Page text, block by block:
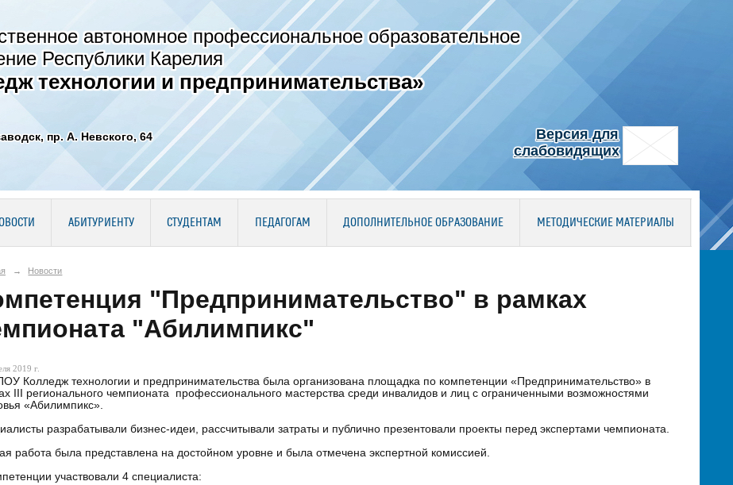
автономное профессиональное образовательное
Республики Карелия
технологии и предпринимательства»
пр. А. Невского, 64
Версия для
слабовидящих
АБИТУРИЕНТУ СТУДЕНТАМ ПЕДАГОГАМ ДОПОЛНИТЕЛЬНОЕ ОБРАЗОВАНИЕ МЕТОДИЧЕСКИЕ МАТЕРИАЛЫ
→ Новости
"Предпринимательство" в рамках
"Абилимпикс"
2019 г.
Колледж технологии и предпринимательства была организована площадка по компетенции «Предпринимательство» в
III регионального чемпионата профессионального мастерства среди инвалидов и лиц с ограниченными возможностями
«Абилимпикс».
разрабатывали бизнес-идеи, рассчитывали затраты и публично презентовали проекты перед экспертами чемпионата.
работа была представлена на достойном уровне и была отмечена экспертной комиссией.
участвовали 4 специалиста: